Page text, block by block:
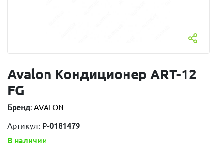
Avalon Кондиционер ART-12
FG
Бренд: AVALON
Артикул: P-0181479
В наличии